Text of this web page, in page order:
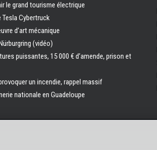
le grand tourisme électrique
Tesla Cybertruck
d’art mécanique
(vidéo)
puissantes, 15 000 € d’amende, prison et
un incendie, rappel massif
nationale en Guadeloupe